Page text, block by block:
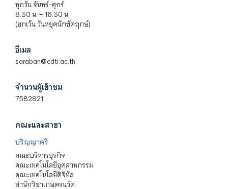
ทุกวัน จันทร์-ศุกร์
8.30 น. – 16.30 น.
(ยกเว้น วันหยุดนักขัตฤกษ์)
อีเมล
saraban@cdti.ac.th
จำนวนผู้เข้าชม
7582821
คณะและสาขา
ปริญญาตรี
คณะบริหารธุรกิจ
คณะเทคโนโลยีอุตสาหกรรม
คณะเทคโนโลยีดิจิทัล
สำนักวิชาเกษตรนวัต